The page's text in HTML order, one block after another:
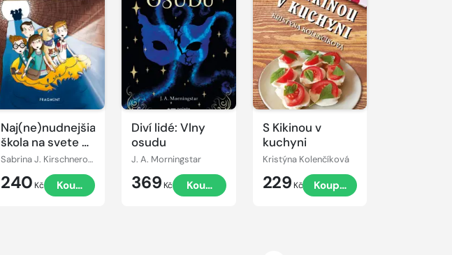
Naj(ne)nudnejšia
škola na svete 3
- Unesená
Sabrina J. Kirschnerová
240 Kč Koupit
Diví lidé: Vlny
osudu
J. A. Morningstar
369 Kč Koupit
S Kikinou v
kuchyni
Kristýna Kolenčíková
229 Kč Koupit